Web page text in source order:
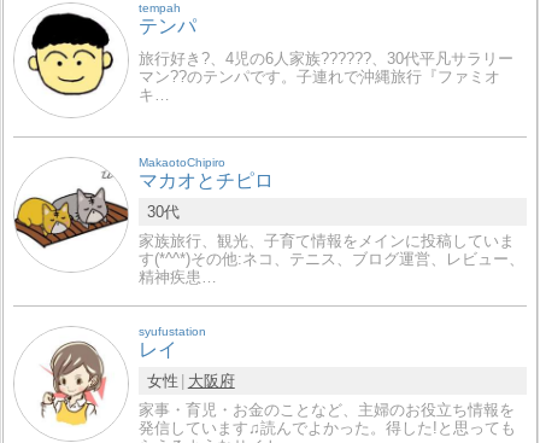
tempah
テンパ
旅行好き?、4児の6人家族?‍?‍??‍?‍?、30代平凡サラリー
マン?‍?のテンパです。子連れで沖縄旅行『ファミオ
キ…
MakaotoChipiro
マカオとチピロ
30代
家族旅行、観光、子育て情報をメインに投稿していま
す(*^^*)その他:ネコ、テニス、ブログ運営、レビュー、
精神疾患…
syufustation
レイ
女性
大阪府
家事・育児・お金のことなど、主婦のお役立ち情報を
発信しています♫読んでよかった。得した!と思っても